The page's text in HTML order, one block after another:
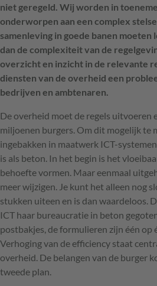
niet geregeld. Wij worden in
onderworpen aan een complex
samenleving in goede banen moeten
dan de complexiteit van de
overzicht en inzicht in de relevante
diensten van de overheid een
bedrijven en ambtenaren.
De overheid moet de regels uitvoeren
miljoenen burgers. Om dit mogelijk te
ingebakken in maatwerk ICT-
is als beton. In het begin is het
behoefte vormen. Maar eenmaal
meer wijzigen. Je kunt het alleen nog
stukken uiteen en is dan waardeloos.
ICT haar bureaucratie in beton
postbakjes, de formulieren zijn één op
Verhoging van de efficiency staat
overheid. De belangen van de burger
tweede plan.